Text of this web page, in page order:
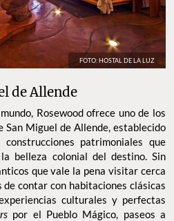
FOTO: HOSTAL DE LA LUZ
de Allende
Rosewood ofrece uno de los
San Miguel de Allende, establecido
patrimoniales que
belleza colonial del destino. Sin
que vale la pena visitar cerca
de contar con habitaciones clásicas
culturales y perfectas
por el Pueblo Mágico, paseos a